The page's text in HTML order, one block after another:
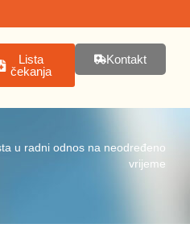
Lista
čekanja
Kontakt
u radni odnos na neodređeno
vrijeme